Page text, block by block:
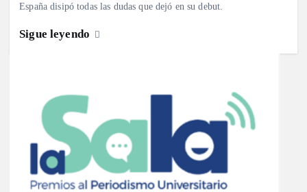
España disipó todas las dudas que dejó en su debut.
Sigue leyendo